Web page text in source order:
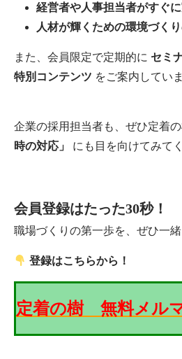
経営者や人事担当者がすぐ
人材が輝くための環境づく
また、会員限定で定期的に セミ
特別コンテンツ をご案内していま
企業の採用担当者も、ぜひ定着
時の対応」
にも目を向けてみて
会員登録はたった30秒！
職場づくりの第一歩を、ぜひ一緒
登録はこちらから！
定着の樹 無料メル